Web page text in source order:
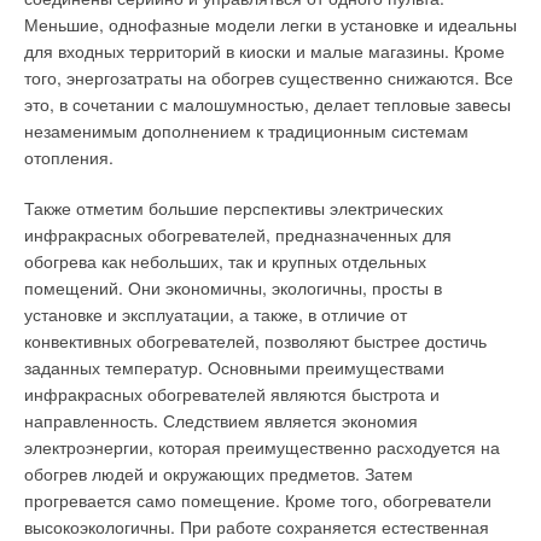
Меньшие, однофазные модели легки в установке и идеальны
для входных территорий в киоски и малые магазины. Кроме
того, энергозатраты на обогрев существенно снижаются. Все
это, в сочетании с малошумностью, делает тепловые завесы
незаменимым дополнением к традиционным системам
отопления.
Также отметим большие перспективы электрических
инфракрасных обогревателей, предназначенных для
обогрева как небольших, так и крупных отдельных
помещений. Они экономичны, экологичны, просты в
установке и эксплуатации, а также, в отличие от
конвективных обогревателей, позволяют быстрее достичь
заданных температур. Основными преимуществами
инфракрасных обогревателей являются быстрота и
направленность. Следствием является экономия
электроэнергии, которая преимущественно расходуется на
обогрев людей и окружающих предметов. Затем
прогревается само помещение. Кроме того, обогреватели
высокоэкологичны. При работе сохраняется естественная
Выбрать оптимальный теплообменник не так просто. Этим
занимаются высококвалифицированные специалисты. По
присланному опросному листу с указанием температур,
расходов теплоносителей, тепловой нагрузки и некоторых
дополнительных характеристик сотрудники нашего
технического отдела в течение часа проводят расчет и
прикладываются результаты расчетов (теплофизические
параметры и габариты теплообменника). Также возможно
изменение тепловой нагрузки уже используемых
теплообменников за счет добавления некоторого количества
пластин.
Внедрение пластинчатых теплообменников в
теплоснабжении идет не достаточно интенсивно в первую
очередь из-за относительно более высокой стоимости
пластинчатых теплообменников по сравнению с
кожухотрубными. Но при детальном рассмотрении
экономический эффект от замены устаревших
теплообменников на современные пластинчатые становится
(Communication, Multipurpose, Riser Rated);
CM: коммуникационный, многоцелевой, общего назначения
(Communication, Multipurpose, General Purpose);
MPP: многоцелевой, для воздуховодов (Multipurpose, Plenum
Rated);
MR: многоцелевой, для стояков (Multipurpose, Riser Rated);
FPLR: слаботочный пожарозащищенный сигнальный кабель
(Power Limiting Fire Protective Signaling Cable);
FPLR: слаботочный пожарозащищенный сигнальный кабель
для стояков (Power Limiting Fire Protective Signaling Cable,
Riser Rated);
FPLP: слаботочный пожарозащищенный сигнальный кабель
для воздуховодов (Power Limiting Fire Protective Signaling
Cable, Plenum Rated);
оборудования SANYO на территории России и стран СНГ.
Инженерно-проектная служба компании «Полель»
предложит клиентам оптимальное техническое решение по
проектированию систем кондиционирования и вентиляции
для жилых, офисных, производственных, торговых объектов
любой сложности, их сервисному обслуживанию.
Искренне надеемся, что оборудование фирмы SANYO
поможет Вам решить задачи по созданию комфортных
климатических условий. Статья подготовлена специалистами
компании «Полель».
Читайте по теме:
→ Мировой рынок систем VRF
→
Новые разработки ведущих мировых производителей
кондиционеров
→
Системы мини-VRF. Характеристики, тенденции и
технологии